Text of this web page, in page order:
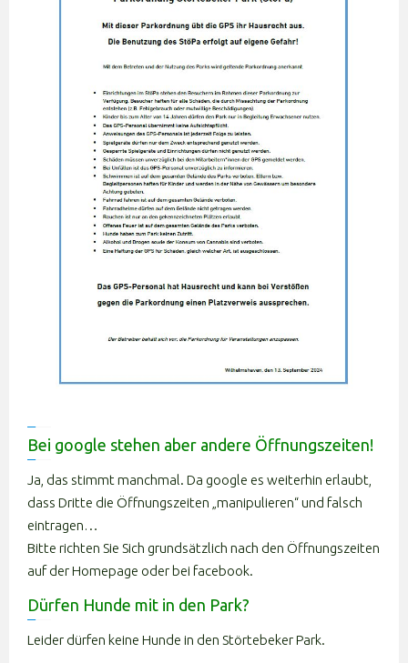
Bei google stehen aber andere Öffnungszeiten!
Ja, das stimmt manchmal. Da google es weiterhin erlaubt,
dass Dritte die Öffnungszeiten „manipulieren“ und falsch
eintragen…
Bitte richten Sie Sich grundsätzlich nach den Öffnungszeiten
auf der Homepage oder bei facebook.
Dürfen Hunde mit in den Park?
Leider dürfen keine Hunde in den Störtebeker Park.